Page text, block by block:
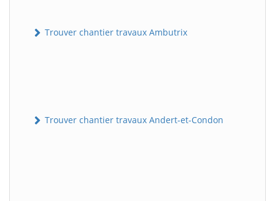
Trouver chantier travaux Ambutrix
Trouver chantier travaux Andert-et-Condon